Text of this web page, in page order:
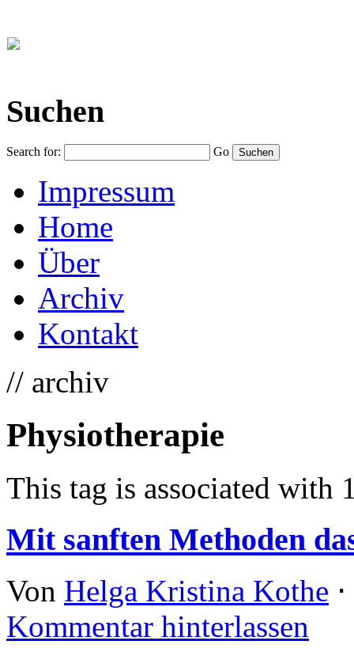
Suchen
Search for: Go
Impressum
Home
Über
Archiv
Kontakt
// archiv
Physiotherapie
This tag is associated with
Mit sanften Methoden
Von Helga Kristina Kothe ⋅
Kommentar hinterlassen